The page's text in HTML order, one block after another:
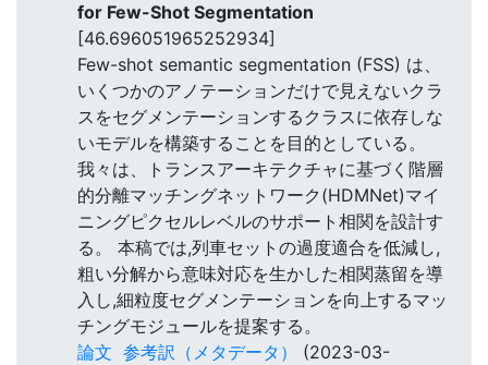
for Few-Shot Segmentation
[46.696051965252934]
Few-shot semantic segmentation (FSS) は、
いくつかのアノテーションだけで見えないクラ
スをセグメンテーションするクラスに依存しな
いモデルを構築することを目的としている。
我々は、トランスアーキテクチャに基づく階層
的分離マッチングネットワーク(HDMNet)マイ
ニングピクセルレベルのサポート相関を設計す
る。 本稿では,列車セットの過度適合を低減し,
粗い分解から意味対応を生かした相関蒸留を導
入し,細粒度セグメンテーションを向上するマッ
チングモジュールを提案する。
論文 参考訳（メタデータ）
(2023-03-